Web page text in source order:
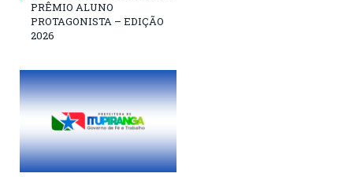
PRÊMIO ALUNO
PROTAGONISTA – EDIÇÃO
2026